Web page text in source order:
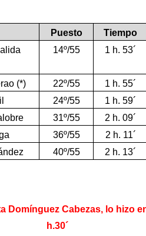
Puesto
Tiempo
14º/55 1 h. 53´
(*) 22º/55
1 h. 55´
24º/55
1 h. 59´
31º/55
2 h. 09´
36º/55
2 h. 11´
40º/55 2 h. 13´
Domínguez Cabezas, lo hizo
h.30´